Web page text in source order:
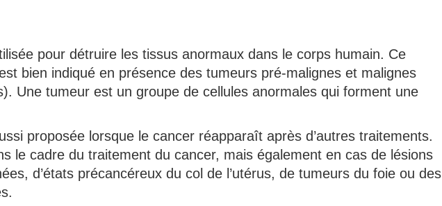
pour détruire les tissus anormaux dans le corps humain. Ce
bien indiqué en présence des tumeurs pré-malignes et malignes
Une tumeur est un groupe de cellules anormales qui forment une
proposée lorsque le cancer réapparaît après d’autres traitements.
le cadre du traitement du cancer, mais également en cas de lésions
d’états précancéreux du col de l’utérus, de tumeurs du foie ou des